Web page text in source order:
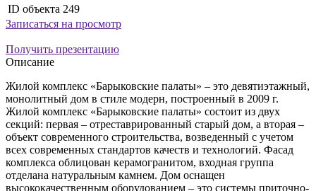
ID объекта 249
Записаться на просмотр
Получить презентацию
Описание
Жилой комплекс «Барыковские палаты» – это девятиэтажный,
монолитный дом в стиле модерн, построенный в 2009 г.
Жилой комплекс «Барыковские палаты» состоит из двух
секций: первая – отреставрированный старый дом, а вторая –
объект современного строительства, возведенный с учетом
всех современных стандартов качеств и технологий. Фасад
комплекса облицован керамогранитом, входная группа
отделана натуральным камнем. Дом оснащен
высококачественным оборудованием – это системы приточно-